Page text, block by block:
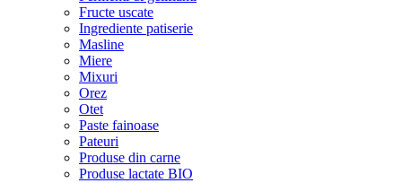
Fructe uscate
Ingrediente patiserie
Masline
Miere
Mixuri
Orez
Otet
Paste fainoase
Pateuri
Produse din carne
Produse lactate BIO